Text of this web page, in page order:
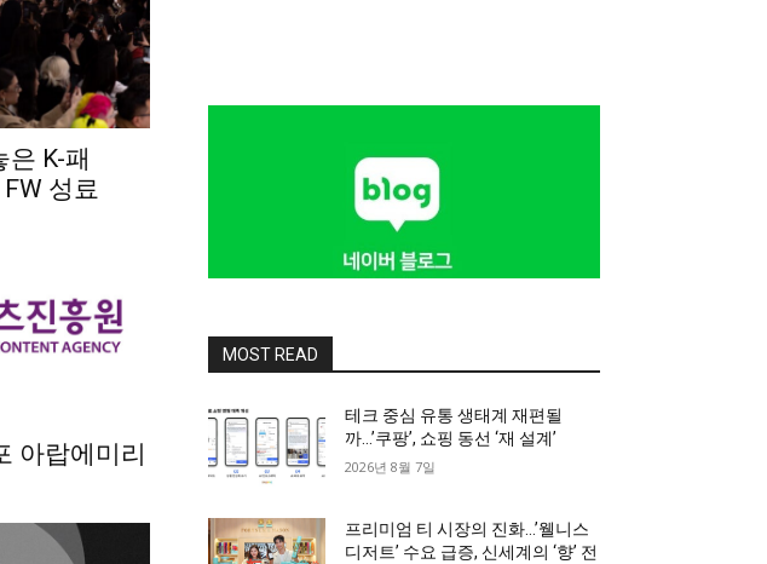
은 K-패
FW 성료
아랍에미리
MOST READ
테크 중심 유통 생태계 재편될
까…’쿠팡’, 쇼핑 동선 ‘재 설계’
2026년 8월 7일
프리미엄 티 시장의 진화…’웰니스
디저트’ 수요 급증, 신세계의 ‘향’ 전